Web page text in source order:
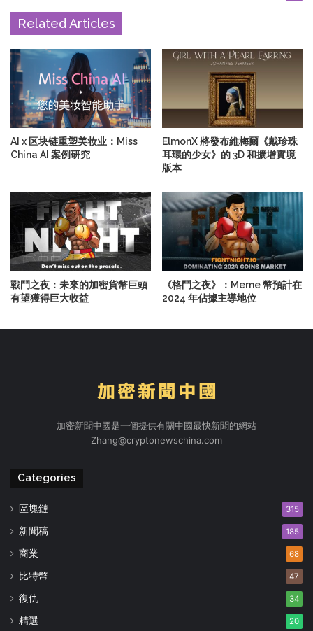
Related Articles
AI x 区块链重塑美妆业：Miss
China AI 案例研究
ElmonX 將發布維梅爾《戴珍珠
耳環的少女》的 3D 和擴增實境
版本
戰鬥之夜：未來的加密貨幣巨頭
有望獲得巨大收益
《格鬥之夜》：Meme 幣預計在
2024 年佔據主導地位
加密新聞中國是一個提供有關中國最快新聞的網站
Zhang@cryptonewschina.com
Categories
區塊鏈 315
新聞稿 185
商業 68
比特幣 47
復仇 34
精選 20